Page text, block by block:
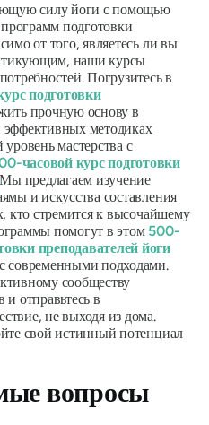
силу йоги с помощью
подготовки
от того, являетесь ли вы
наши курсы
Погрузитесь в
подготовки
прочную основу в
методиках
мастерства с
часовой курс подготовки
Мы предлагаем изучение
и искусства составления
кто стремится к высочайшему
помогут в этом 500-
преподавателей йоги
современными подходами.
сообществу
отправьтесь в
не выходя из дома.
свой истинный потенциал
вопросы